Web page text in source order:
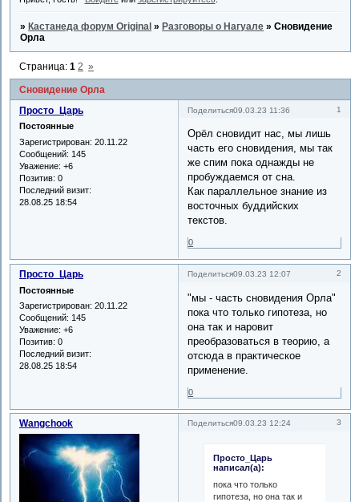
» Кастанеда форум Original » Разговоры о Нагуале »Сновидение
Орла
Сновидение Орла
Страница:1 2 »
Поделиться 1
09.03.23 11:36
Просто_Царь
Постоянные
Зарегистрирован: 20.11.22
Сообщений: 145
Уважение: +6
Позитив: 0
Последний визит:
28.08.25 18:54
Орёл сновидит нас, мы лишь
часть его сновидения, мы так
же спим пока однажды не
пробуждаемся от сна.
Как параллельное знание из
восточных буддийских
текстов.
0
Поделиться 2
09.03.23 12:07
Просто_Царь
Постоянные
Зарегистрирован: 20.11.22
Сообщений: 145
Уважение: +6
Позитив: 0
Последний визит:
28.08.25 18:54
"мы - часть сновидения Орла"
пока что только гипотеза, но
она так и наровит
преобразоваться в теорию, а
отсюда в практическое
применение.
0
Поделиться 3
09.03.23 12:24
Wangchook
Просто_Царь
написал(а):
пока что только
гипотеза, но она так и